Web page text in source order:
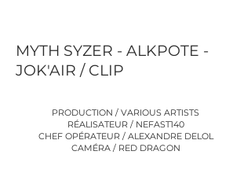
MYTH SYZER - ALKPOTE -
JOK'AIR / CLIP
PRODUCTION / VARIOUS ARTISTS
RÉALISATEUR / NEFAST140
CHEF OPÉRATEUR / ALEXANDRE DELOL
CAMÉRA / RED DRAGON